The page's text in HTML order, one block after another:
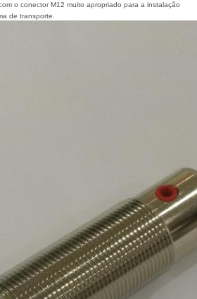
o conector M12 muito apropriado para a instalação
de transporte.